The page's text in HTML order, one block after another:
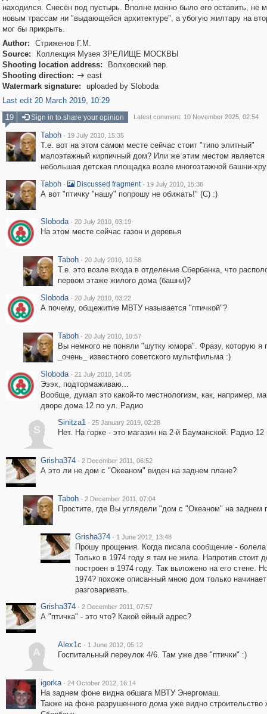
находился. Снесён под пустырь. Вполне можно было его оставить, не
новым трассам ни "выдающейся архитектуре", а убогую жилтару на
мог бы прикрыть.
Author:
Стриженов Г.М.
Source:
Коллекция Музея ЗРЕЛИЩЕ МОСКВЫ
Shooting location address:
Волховский пер.
Shooting direction:  east
Watermark signature:
uploaded by Sloboda
Last edit 20 March 2019, 10:29
19
Sign in to share your opinion Latest comment: 10 November 2025, 02:54
Taboh · 19 July 2010, 15:35
Т.е. вот на этом самом месте сейчас стоит "типо элитный"
малоэтажный кирпичный дом? Или же этим местом является
небольшая детская площадка возле многоэтажной башни-
Taboh · Discussed fragment · 19 July 2010, 15:36
А вот "птичку "нашу" попрошу не обижать!" (С) :)
Sloboda · 20 July 2010, 03:19
На этом месте сейчас газон и деревья
Taboh · 20 July 2010, 10:58
Т.е. это возле входа в отделение Сбербанка, что
первом этаже жилого дома (башни)?
Sloboda · 20 July 2010, 03:22
А почему, общежитие МВТУ называется "птичкой"?
Taboh · 20 July 2010, 10:57
Вы немного не поняли "шутку юмора". Фразу, которую я
_очень_ известного советского мультфильма :)
Sloboda · 21 July 2010, 14:05
Эээх, подтормаживаю...
Вообще, думал это какой-то местнологизм, как, например,
дворе дома 12 по ул. Радио
S
Sinitza1 · 25 January 2019, 02:28
Нет. На горке - это магазин на 2-й Бауманской. Радио
Grisha374 · 2 December 2011, 06:52
А это ли не дом с "Океаном" виден на заднем плане?
Taboh · 2 December 2011, 07:04
Простите, где Вы углядели "дом с "Океаном" на заднем
Grisha374 · 1 June 2012, 13:48
Прошу прощения. Когда писала сообщение -
Только в 1974 году я там не жила. Напротив стоит
построен в 1974 году. Так выложено на его стене.
1974? похоже описанный мною дом только
разговаривать.
Grisha374 · 2 December 2011, 07:57
А "птичка" - это что? Какой ейный адрес?
A
Alex1c · 1 June 2012, 05:12
Госпитальный переулок 4/6. Там уже две "птички" :)
igorka · 24 October 2012, 16:14
На заднем фоне видна обшага МВТУ Энергомаш.
Также на фоне разрушенного дома уже видно строительство